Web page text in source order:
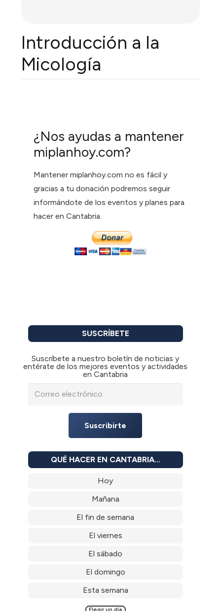
Introducción a la
Micología
¿Nos ayudas a mantener
miplanhoy.com?
Mantener miplanhoy.com no es fácil y
gracias a tu donación podremos seguir
informándote de los eventos y planes para
hacer en Cantabria.
SUSCRÍBETE
Suscríbete a nuestro boletín de noticias y
entérate de los mejores eventos y actividades
en Cantabria
Suscribirte
QUÉ HACER EN CANTABRIA…
Hoy
Mañana
El fin de semana
El viernes
El sábado
El domingo
Esta semana
Elegir un día